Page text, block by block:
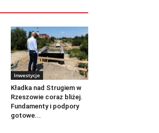
Inwestycje
Kładka nad Strugiem w
Rzeszowie coraz bliżej.
Fundamenty i podpory
gotowe...